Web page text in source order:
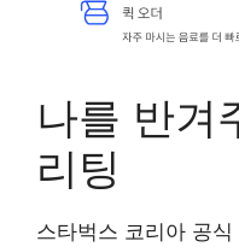
나를 반겨
리팅
스타벅스 코리아 공